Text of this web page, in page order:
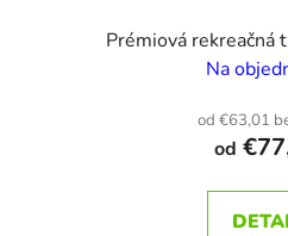
Prémiová rekreačná
Na
od €63,01
od